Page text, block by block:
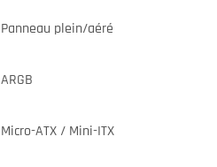
Panneau plein/aéré
ARGB
Micro-ATX / Mini-ITX